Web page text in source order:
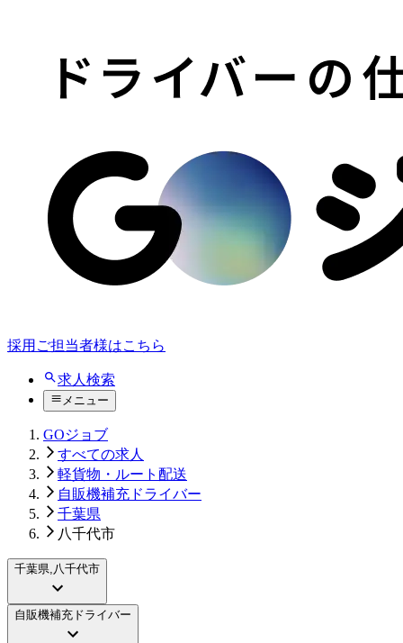
採用ご担当者様はこちら
求人検索
メニュー
GOジョブ
すべての求人
軽貨物・ルート配送
自販機補充ドライバー
千葉県
八千代市
千葉県,八千代市
自販機補充ドライバー